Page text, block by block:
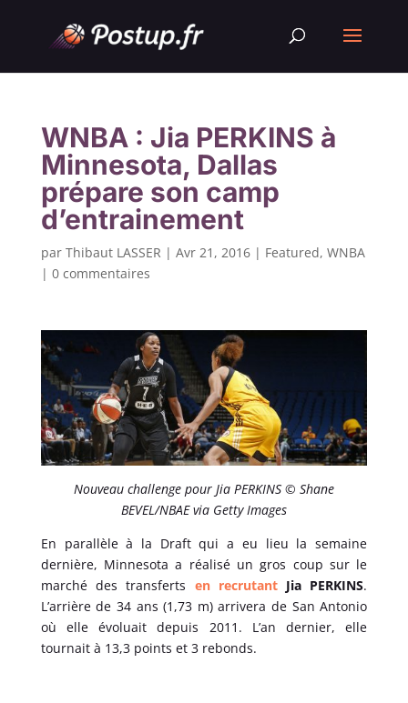
WNBA : Jia PERKINS à
Minnesota, Dallas
prépare son camp
d’entrainement
par Thibaut LASSER | Avr 21, 2016| Featured, WNBA
| 0 commentaires
Nouveau challenge pour Jia PERKINS © Shane
BEVEL/NBAE via Getty Images
En parallèle à la Draft qui a eu lieu la semaine
dernière, Minnesota a réalisé un gros coup sur le
marché des transferts en recrutantJia PERKINS.
L’arrière de 34 ans (1,73 m) arrivera de San Antonio
où elle évoluait depuis 2011. L’an dernier, elle
tournait à 13,3 points et 3 rebonds.